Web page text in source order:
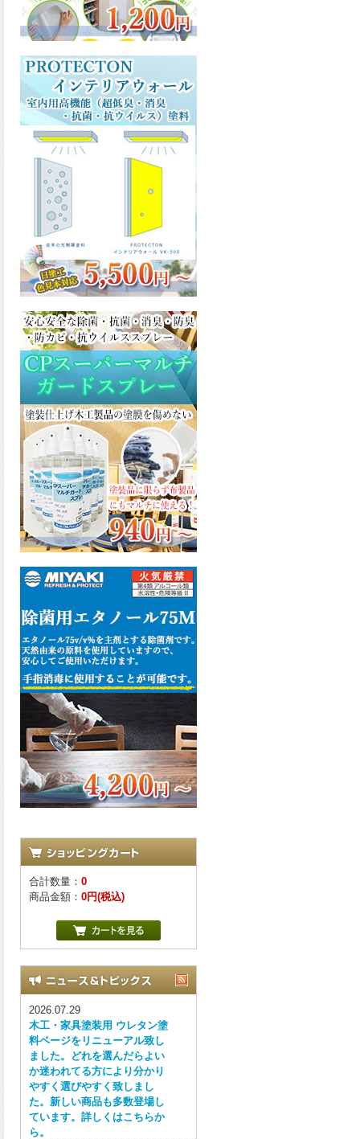
合計数量： 0
商品金額： 0円(税込)
2026.07.29
木工・家具塗装用 ウレタン塗
料ページをリニューアル致し
ました。どれを選んだらよい
か迷われてる方により分かり
やすく選びやすく致しまし
た。新しい商品も多数登場し
ています。詳しくはこちらか
ら。